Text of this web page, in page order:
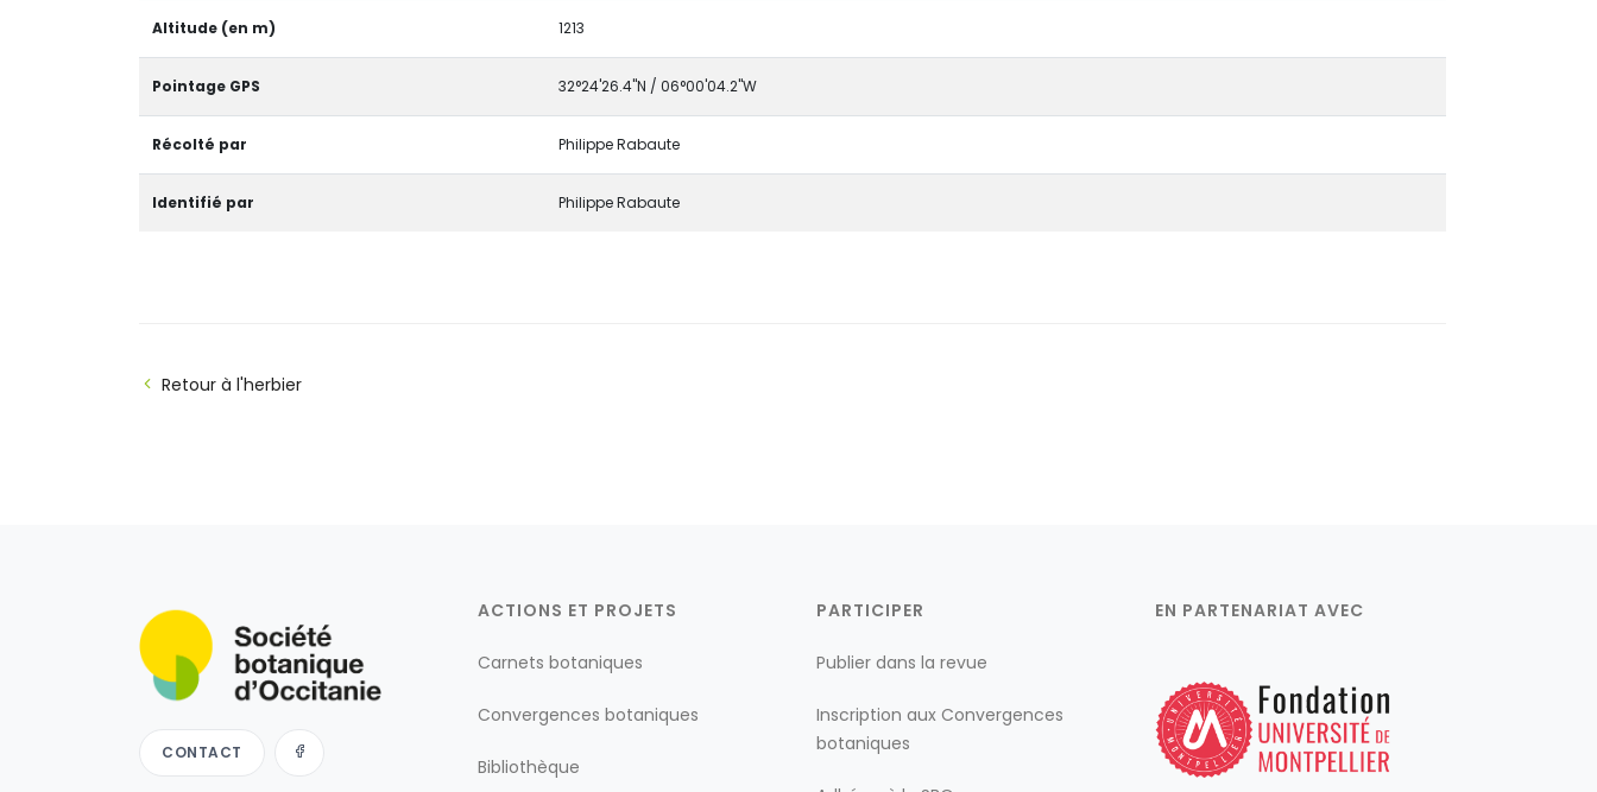
Altitude (en m) 1213
Pointage GPS 32°24'26.4"N / 06°00'04.2"W
Récolté par Philippe Rabaute
Identifié par Philippe Rabaute
Retour à l'herbier
CONTACT
ACTIONS ET PROJETS
Carnets botaniques
Convergences botaniques
Bibliothèque
PARTICIPER
Publier dans la revue
Inscription aux Convergences
botaniques
EN PARTENARIAT AVEC